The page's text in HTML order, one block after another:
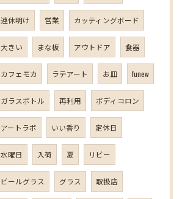
連休明け 営業 カッティングボード
大きい まな板 アウトドア 食器
カフェモカ ラテアート お皿 funew
ガラスボトル 再利用 ボディコロン
アートラボ いい香り 定休日
水曜日 入荷 夏 リビー
ビールグラス グラス 取扱店